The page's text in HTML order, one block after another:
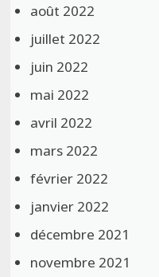
août 2022
juillet 2022
juin 2022
mai 2022
avril 2022
mars 2022
février 2022
janvier 2022
décembre 2021
novembre 2021